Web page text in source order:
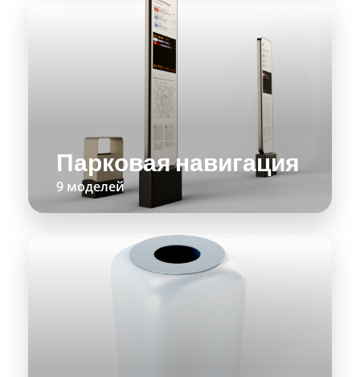
Парковая навигация
9 моделей